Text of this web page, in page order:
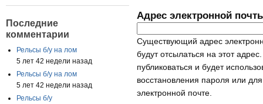
Последние
комментарии
Рельсы б/у на лом
5 лет 42 недели назад
Рельсы б/у на лом
5 лет 42 недели назад
Рельсы б/у
Адрес электронной
Существующий адрес
будут отсылаться на этот
публиковаться и будет
восстановления пароля или
электронной почте.